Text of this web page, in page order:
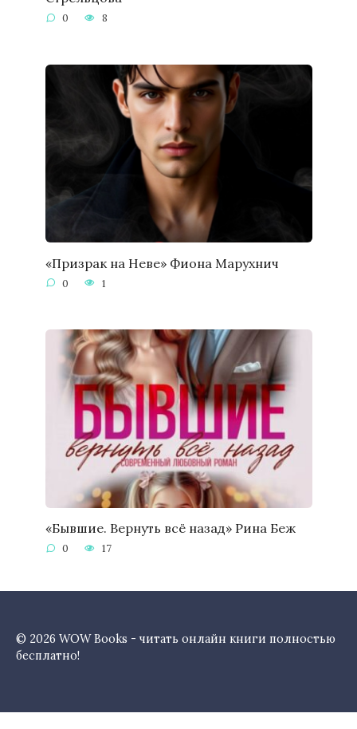
0 8
«Призрак на Неве» Фиона Марухнич
0 1
«Бывшие. Вернуть всё назад» Рина Беж
0 17
© 2026 WOW Books - читать онлайн книги полностью
бесплатно!